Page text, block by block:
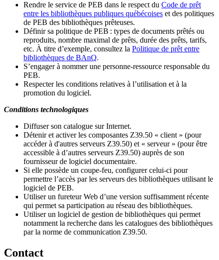
Rendre le service de PEB dans le respect du Code de prêt
entre les bibliothèques publiques québécoises et des politiques
de PEB des bibliothèques prêteuses.
Définir sa politique de PEB : types de documents prêtés ou
reproduits, nombre maximal de prêts, durée des prêts, tarifs,
etc. À titre d’exemple, consultez la Politique de prêt entre
bibliothèques de BAnQ.
S’engager à nommer une personne-ressource responsable du
PEB.
Respecter les conditions relatives à l’utilisation et à la
promotion du logiciel.
Conditions technologiques
Diffuser son catalogue sur Internet.
Détenir et activer les composantes Z39.50 « client » (pour
accéder à d'autres serveurs Z39.50) et « serveur » (pour être
accessible à d’autres serveurs Z39.50) auprès de son
fournisseur de logiciel documentaire.
Si elle possède un coupe-feu, configurer celui-ci pour
permettre l’accès par les serveurs des bibliothèques utilisant le
logiciel de PEB.
Utiliser un fureteur Web d’une version suffisamment récente
qui permet sa participation au réseau des bibliothèques.
Utiliser un logiciel de gestion de bibliothèques qui permet
notamment la recherche dans les catalogues des bibliothèques
par la norme de communication Z39.50.
Contact